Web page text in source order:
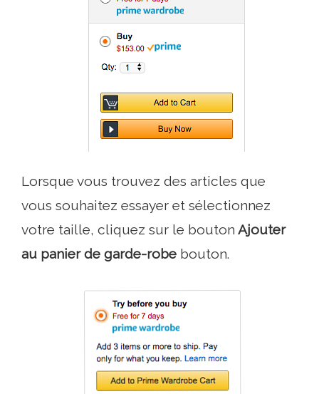
Lorsque vous trouvez des articles que
vous souhaitez essayer et sélectionnez
votre taille, cliquez sur le bouton Ajouter
au panier de garde-robe bouton.